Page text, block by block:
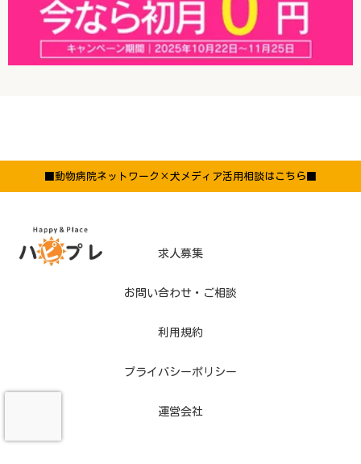
■動物病院ネットワーク×犬メディア活用相談はこちら■
求人募集
お問い合わせ・ご相談
利用規約
プライバシーポリシー
運営会社